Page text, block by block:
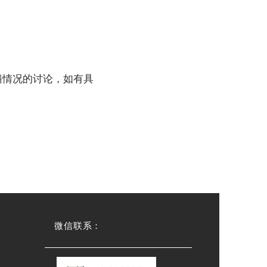
况的讨论，如有具
微信联系：